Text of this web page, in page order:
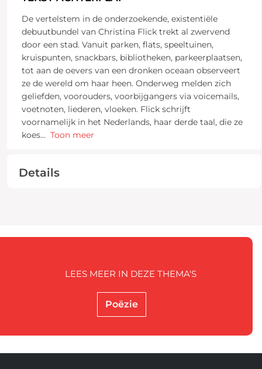
De vertelstem in de onderzoekende, existentiële
debuutbundel van Christina Flick trekt al zwervend
door een stad. Vanuit parken, flats, speeltuinen,
kruispunten, snackbars, bibliotheken, parkeerplaatsen,
tot aan de oevers van een dronken oceaan observeert
ze de wereld om haar heen. Onderweg melden zich
geliefden, voorouders, voorbijgangers via voicemails,
voetnoten, liederen, vloeken. Flick schrijft
voornamelijk in het Nederlands, haar derde taal, die ze
koes... Toon meer
Details
Poëzie
LEES MEER IN DEZE THEMA'S